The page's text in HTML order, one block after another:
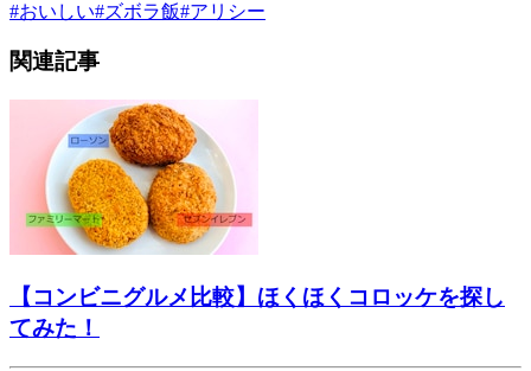
#おいしい#ズボラ飯#アリシー
関連記事
【コンビニグルメ比較】ほくほくコロッケを探し
てみた！